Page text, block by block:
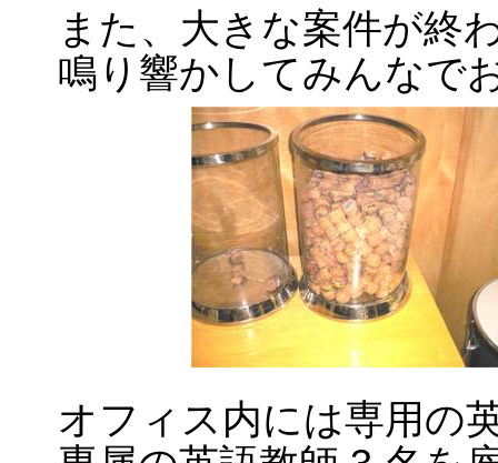
また、大きな案件が終
鳴り響かしてみんなで
オフィス内には専用の